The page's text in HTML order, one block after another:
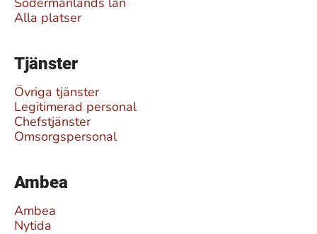
Alla platser
Tjänster
Övriga tjänster
Legitimerad personal
Chefstjänster
Omsorgspersonal
Ambea
Ambea
Nytida